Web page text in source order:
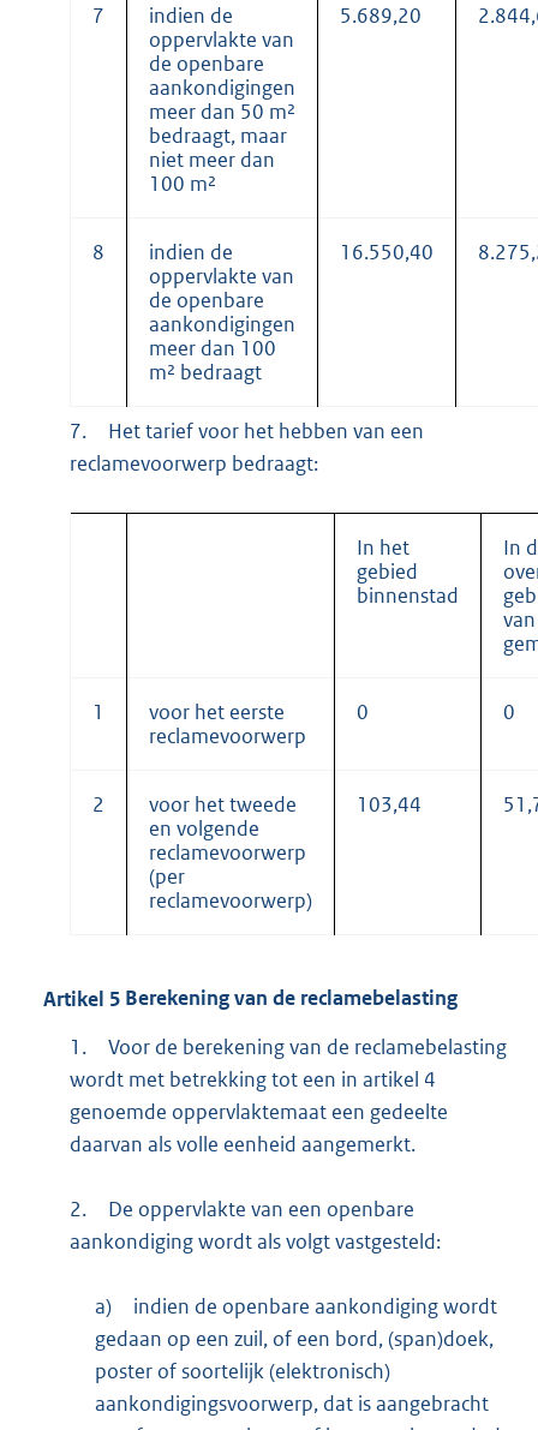
7
indien de
oppervlakte van
de openbare
aankondigingen
meer dan 50 m²
bedraagt, maar
niet meer dan
100 m²
5.689,20
8
indien de
oppervlakte van
de openbare
aankondigingen
meer dan 100
m² bedraagt
16.550,40
7.
Het tarief voor het hebben van een
reclamevoorwerp bedraagt:
In het
gebied
binnenstad
In
1
voor het eerste
reclamevoorwerp
0 0
2
voor het tweede
en volgende
reclamevoorwerp
(per
reclamevoorwerp)
103,44
Artikel 5 Berekening van de reclamebelasting
1.
Voor de berekening van de reclamebelasting
wordt met betrekking tot een in artikel 4
genoemde oppervlaktemaat een gedeelte
daarvan als volle eenheid aangemerkt.
2.
De oppervlakte van een openbare
aankondiging wordt als volgt vastgesteld:
a)
indien de openbare aankondiging wordt
gedaan op een zuil, of een bord, (span)doek,
poster of soortelijk (elektronisch)
aankondigingsvoorwerp, dat is aangebracht